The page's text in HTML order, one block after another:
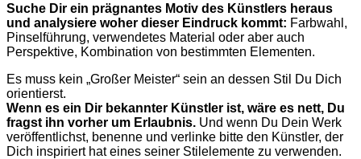
Suche Dir ein prägnantes Motiv des Künstlers heraus
und analysiere woher dieser Eindruck kommt: Farbwahl,
Pinselführung, verwendetes Material oder aber auch
Perspektive, Kombination von bestimmten Elementen.
Es muss kein „Großer Meister“ sein an dessen Stil Du Dich
orientierst.
Wenn es ein Dir bekannter Künstler ist, wäre es nett, Du
fragst ihn vorher um Erlaubnis. Und wenn Du Dein Werk
veröffentlichst, benenne und verlinke bitte den Künstler, der
Dich inspiriert hat eines seiner Stilelemente zu verwenden.